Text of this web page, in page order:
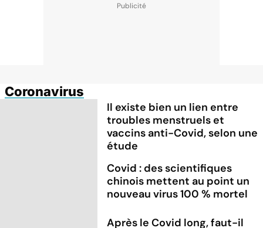
Coronavirus
Il existe bien un lien entre
troubles menstruels et
vaccins anti-Covid, selon une
étude
Covid : des scientifiques
chinois mettent au point un
nouveau virus 100 % mortel
Après le Covid long, faut-il